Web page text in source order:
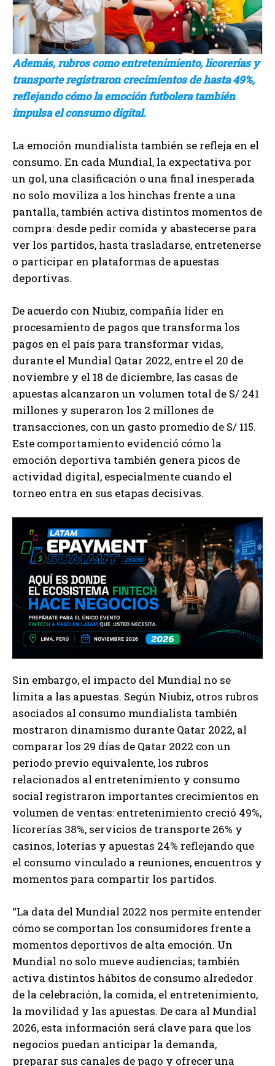
Además, rubros como entretenimiento, licorerías y
transporte registraron crecimientos de hasta 49%,
reflejando cómo la emoción futbolera también
impulsa el consumo digital.
La emoción mundialista también se refleja en el
consumo. En cada Mundial, la expectativa por
un gol, una clasificación o una final inesperada
no solo moviliza a los hinchas frente a una
pantalla, también activa distintos momentos de
compra: desde pedir comida y abastecerse para
ver los partidos, hasta trasladarse, entretenerse
o participar en plataformas de apuestas
deportivas.
De acuerdo con Niubiz, compañía líder en
procesamiento de pagos que transforma los
pagos en el país para transformar vidas,
durante el Mundial Qatar 2022, entre el 20 de
noviembre y el 18 de diciembre, las casas de
apuestas alcanzaron un volumen total de S/ 241
millones y superaron los 2 millones de
transacciones, con un gasto promedio de S/ 115.
Este comportamiento evidenció cómo la
emoción deportiva también genera picos de
actividad digital, especialmente cuando el
torneo entra en sus etapas decisivas.
Sin embargo, el impacto del Mundial no se
limita a las apuestas. Según Niubiz, otros rubros
asociados al consumo mundialista también
mostraron dinamismo durante Qatar 2022, al
comparar los 29 días de Qatar 2022 con un
periodo previo equivalente, los rubros
relacionados al entretenimiento y consumo
social registraron importantes crecimientos en
volumen de ventas: entretenimiento creció 49%,
licorerías 38%, servicios de transporte 26% y
casinos, loterías y apuestas 24% reflejando que
el consumo vinculado a reuniones, encuentros y
momentos para compartir los partidos.
“La data del Mundial 2022 nos permite entender
cómo se comportan los consumidores frente a
momentos deportivos de alta emoción. Un
Mundial no solo mueve audiencias; también
activa distintos hábitos de consumo alrededor
de la celebración, la comida, el entretenimiento,
la movilidad y las apuestas. De cara al Mundial
2026, esta información será clave para que los
negocios puedan anticipar la demanda,
preparar sus canales de pago y ofrecer una